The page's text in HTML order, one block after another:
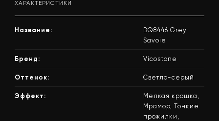
Цена за слэб
ХАРАКТЕРИСТИКИ
Название:
BQ8446 Grey
Savoie
Бренд: Vicostone
Оттенок: Светло-серый
Эффект:
Мелкая крошка,
Мрамор, Тонкие
прожилки,